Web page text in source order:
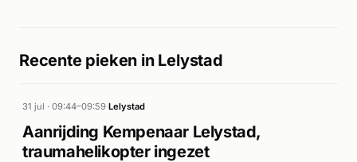
Recente pieken in Lelystad
31 jul · 09:44–09:59·Lelystad
Aanrijding Kempenaar Lelystad,
traumahelikopter ingezet